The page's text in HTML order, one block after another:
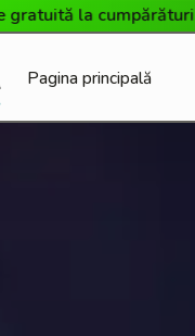
de peste 425 lei
Pagina principală